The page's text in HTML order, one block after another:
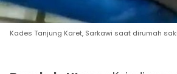
Kades Tanjung Karet, Sarkawi saat dirumah